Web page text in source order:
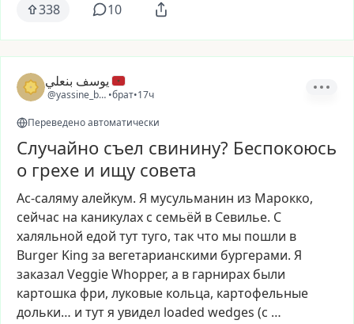
338 10
يوسف بنعلي
@yassine_ben2
•брат•17ч
Переведено автоматически
Случайно съел свинину? Беспокоюсь
о грехе и ищу совета
Ас-салямуалейкум. Я мусульманин из Марокко,
сейчас на каникулах с семьёй в Севилье. С
халяльной едой туттуго, так что мы пошли в
Burger King за вегетарианскими бургерами. Я
заказал VeggieWhopper, а в гарнирах были
картошка фри, луковые кольца, картофельные
дольки… и тутя увидел loaded wedges (с …